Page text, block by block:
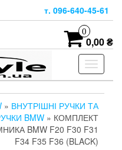
т. 096-640-45-61
0
0,00 ₴
Toggle
» ВНУТРІШНІ РУЧКИ ТА
BMW » КОМПЛЕКТ
BMW F20 F30 F31
F34 F35 F36 (BLACK)